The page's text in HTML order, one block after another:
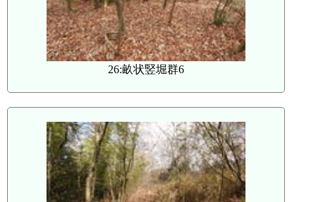
26:畝状竪堀群6